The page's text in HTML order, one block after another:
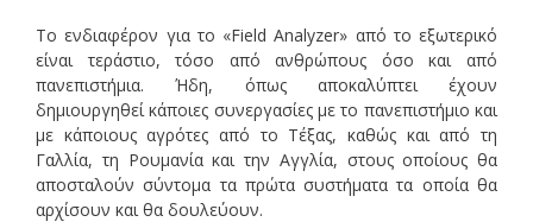
Το ενδιαφέρον για το «Field Analyzer» από το εξωτερικό
είναι τεράστιο, τόσο από ανθρώπους όσο και από
πανεπιστήμια. Ήδη, όπως αποκαλύπτει έχουν
δημιουργηθεί κάποιες συνεργασίες με το πανεπιστήμιο και
με κάποιους αγρότες από το Τέξας, καθώς και από τη
Γαλλία, τη Ρουμανία και την Αγγλία, στους οποίους θα
αποσταλούν σύντομα τα πρώτα συστήματα τα οποία θα
αρχίσουν και θα δουλεύουν.